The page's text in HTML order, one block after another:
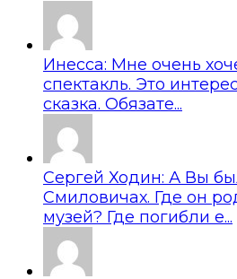
Инесса: Мне очень
спектакль. Это
сказка. Обязате...
Сергей Ходин: А Вы
Смиловичах. Где он
музей? Где погибли е...